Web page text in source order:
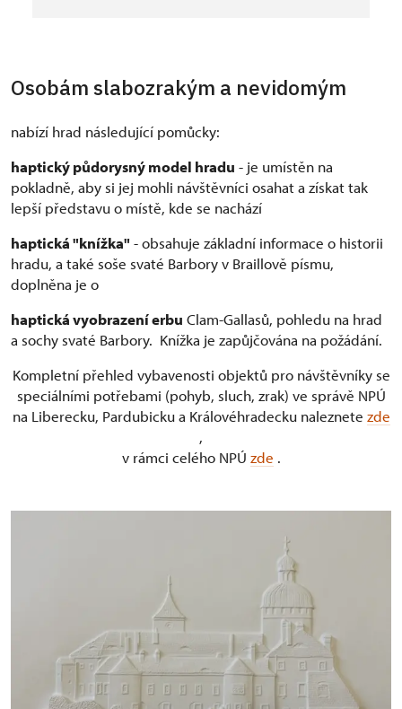
Osobám slabozrakým a nevidomým
nabízí hrad následující pomůcky:
haptický půdorysný model hradu - je umístěn na
pokladně, aby si jej mohli návštěvníci osahat a získat tak
lepší představu o místě, kde se nachází
haptická "knížka"- obsahuje základní informace o historii
hradu, a také soše svaté Barbory v Braillově písmu,
doplněna je o
haptická vyobrazení erbu Clam-Gallasů, pohledu na hrad
a sochy svaté Barbory. Knížka je zapůjčována na požádání.
Kompletní přehled vybavenosti objektů pro návštěvníky se
speciálními potřebami (pohyb, sluch, zrak) ve správě NPÚ
na Liberecku, Pardubicku a Královéhradecku naleznete zde
,
v rámci celého NPÚ zde .